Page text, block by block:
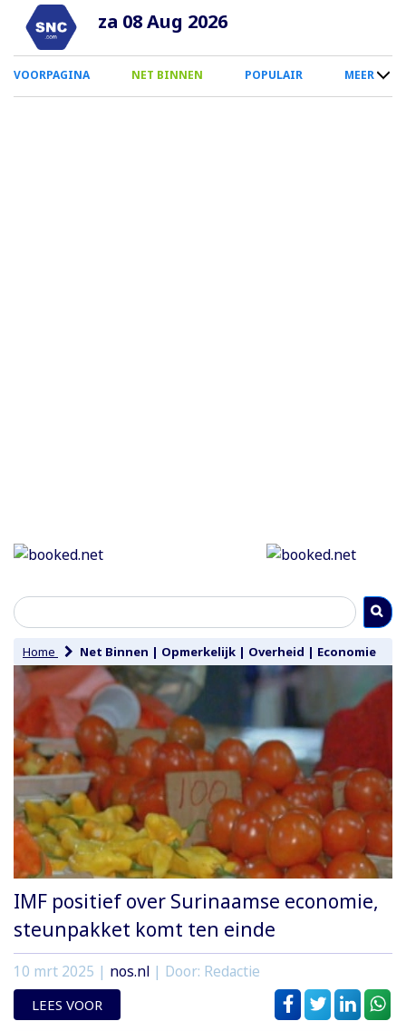
Overslaan
naar
inhoud
za 08 Aug 2026
0
Smartphone
VOORPAGINA NET BINNEN POPULAIR MEER
Home Net Binnen | Opmerkelijk | Overheid | Economie
IMF positief over Surinaamse economie,
steunpakket komt ten einde
10 mrt 2025 | nos.nl | Door: Redactie
LEES VOOR